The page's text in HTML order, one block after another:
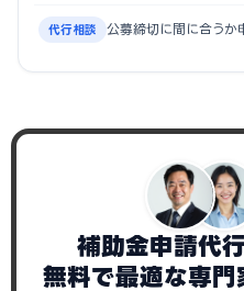
代行相談 公募締切に間に合うか
補助金申請代
無料で最適な専門